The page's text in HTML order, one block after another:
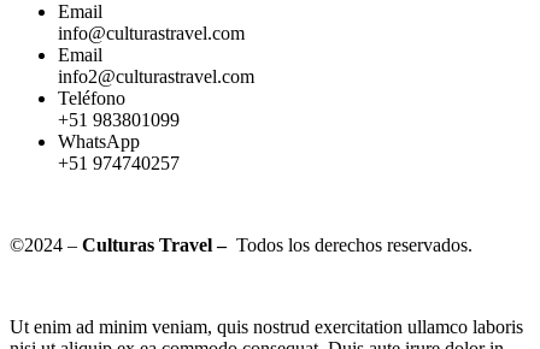
Email
info@culturastravel.com
Email
info2@culturastravel.com
Teléfono
+51 983801099
WhatsApp
+51 974740257
©2024 – Culturas Travel – Todos los derechos reservados.
Ut enim ad minim veniam, quis nostrud exercitation ullamco laboris